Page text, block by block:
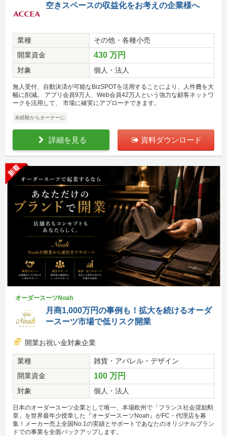
空きスペースの収益化をお考えの企業様へ
業種
その他・各種小売
開業資金
430 万円
対象 個人・法人
無人受付、自動決済が可能なBizSPOTを活用することにより、人件費を大
幅に削減。 アプリ会員9万人、Web会員42万人という強力な顧客ネットワ
ークを活用して、 市場に確実にアプローチできます。
未経験からオーナーに
詳細を見る 資料ダウンロード
新着
オーダースーツNoah
月商1,000万円の事例も！拡大を続けるオーダ
ースーツ市場で低リスク開業
開業お祝い金対象企業
業種
雑貨・アパレル・デザイン
開業資金
100 万円
対象 個人・法人
日本のオーダースーツ企業として唯一、本場欧州で「フランス社会奨励勲
章」を世界最年少授章した『オーダースーツNoah』がFC・代理店を募
集！メーカー売上全国No.1の実績とサポートであなたのオリジナルブラン
ドでの事業を全面バックアップします。